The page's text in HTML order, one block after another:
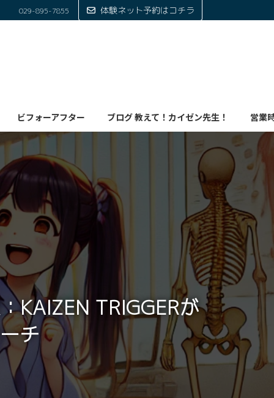
029-895-7855 体験ネット予約はコチラ
ビフォーアフター ブログ 教えて！カイゼン先生！ 営業
KAIZEN TRIGGERが
チ